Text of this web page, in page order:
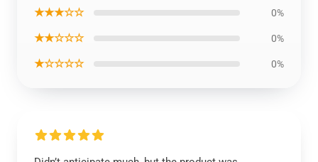
★★★☆☆ 0%
★★☆☆☆ 0%
★☆☆☆☆ 0%